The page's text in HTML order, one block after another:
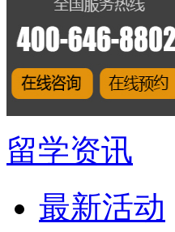
留学资讯
最新活动